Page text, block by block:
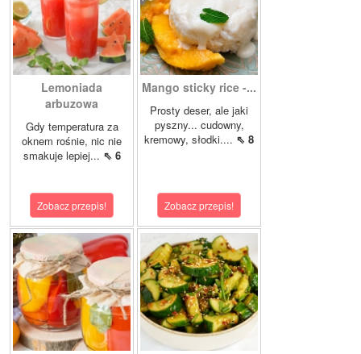
Lemoniada
arbuzowa
Gdy temperatura za
oknem rośnie, nic nie
smakuje lepiej... ⇖ 6
Zobacz przepis!
Mango sticky rice -...
Prosty deser, ale jaki
pyszny... cudowny,
kremowy, słodki.... ⇖ 8
Zobacz przepis!